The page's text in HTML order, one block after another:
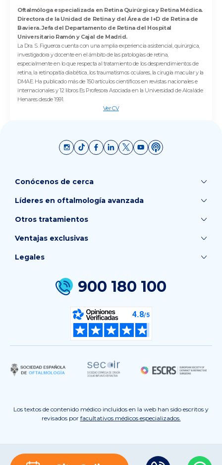
Oftalmóloga especializada en Retina Quirúrgica y Retina Médica.
Directora de la Unidad de Retina y del Área de I+D de Retina de
Baviera. Jefa del Departamento de Retina del Hospital
Universitario Ramón y Cajal de Madrid.
La Dra. S. Figueroa cuenta con una amplia experiencia asistencial, quirúrgica,
investigadora y docente en el ámbito de las patologías de retina,
especialmente en lo que respecta al tratamiento de los desprendimientos de
retina, la retinopatía diabética, los traumatismos oculares, la cirugía macular y la
DMAE. Ha publicado más de 150 artículos científicos en revistas nacionales e
internacionales y 12 libros Es Profesora Asociada en la Universidad de Alcaláde
Henares desde 1991.
Ver CV
Conócenos de cerca
Líderes en oftalmología avanzada
Otros tratamientos
Ventajas exclusivas
900 180 100
Legales
Los textos de contenido médico incluidos en la web han sido escritos y
revisados por facultativos médicos especializados.